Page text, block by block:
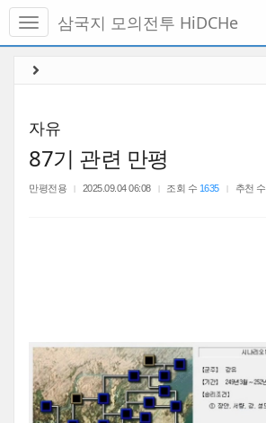
메
토
삼국지 모의전투 HiDCHe
자유
87기 관련 만평
만평전용 2025.09.04 06:08 조회 수 1635 추천 수